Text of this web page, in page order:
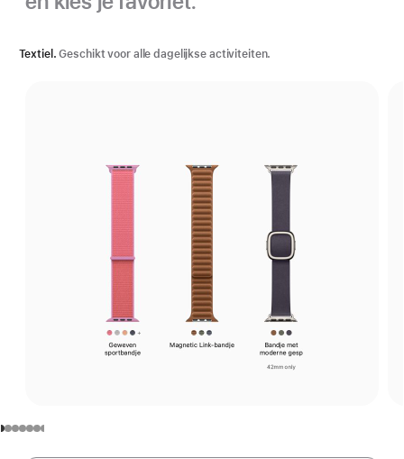
Textiel. Geschikt voor alle dagelijkse activiteiten.